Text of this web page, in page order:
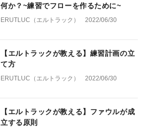
何か？~練習でフローを作るために~
ERUTLUC（エルトラック） 2022/06/30
【エルトラックが教える】練習計画の立
て方
ERUTLUC（エルトラック） 2022/06/30
【エルトラックが教える】ファウルが成
立する原則